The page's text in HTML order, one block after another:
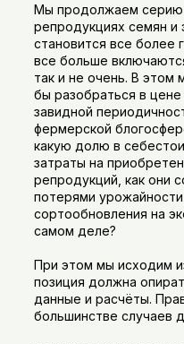
Мы продолжаем серию
репродукциях семян и
становится все более
все больше
так и не очень. В этом
бы разобраться в
завидной
фермерской
какую долю в
затраты на
репродукций, как они
потерями
сортообновления на
самом деле?
При этом мы исходим
позиция должна
данные и расчёты.
большинстве случаев